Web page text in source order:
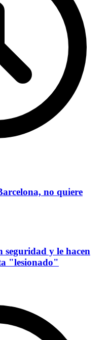
no quiere
y le hacen
"lesionado"